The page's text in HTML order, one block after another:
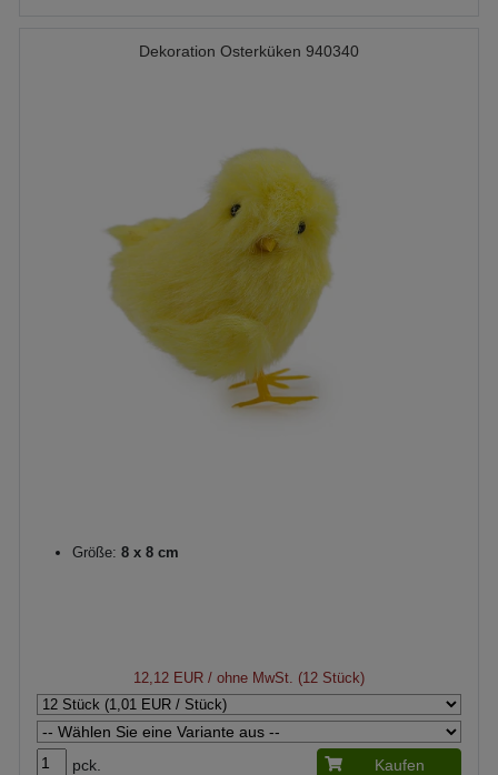
Dekoration Osterküken 940340
Größe: 8 x 8 cm
12,12 EUR / ohne MwSt. (12 Stück)
pck. Kaufen